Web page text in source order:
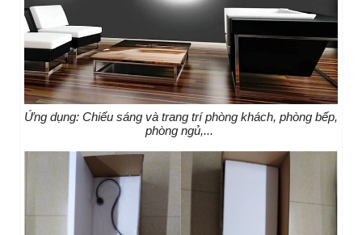
Ứng dụng: Chiếu sáng và trang trí phòng khách, phòng bếp,
phòng ngủ,...